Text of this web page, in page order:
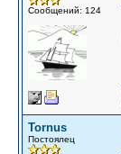
Сообщений: 124
Tornus
Постоялец